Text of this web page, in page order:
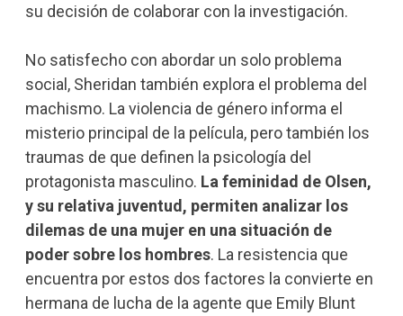
su decisión de colaborar con la investigación.
No satisfecho con abordar un solo problema
social, Sheridan también explora el problema del
machismo. La violencia de género informa el
misterio principal de la película, pero también los
traumas de que definen la psicología del
protagonista masculino. La feminidad de Olsen,
y su relativa juventud, permiten analizar los
dilemas de una mujer en una situación de
poder sobre los hombres. La resistencia que
encuentra por estos dos factores la convierte en
hermana de lucha de la agente que Emily Blunt